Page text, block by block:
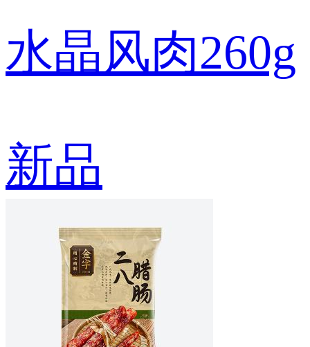
水晶风肉260g
新品